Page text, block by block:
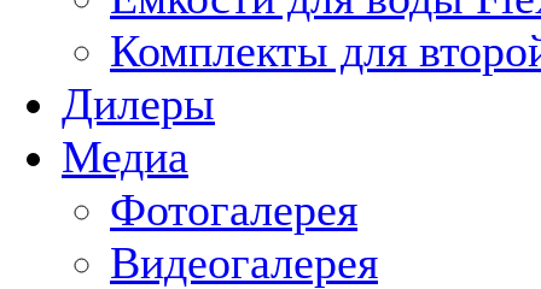
Комплекты для
Дилеры
Медиа
Фотогалерея
Видеогалерея